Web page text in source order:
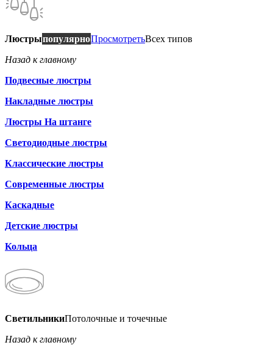
ЛюстрыпопулярноПросмотретьВсех типов
Назад к главному
Подвесные люстры
Накладные люстры
Люстры На штанге
Светодиодные люстры
Классические люстры
Современные люстры
Каскадные
Детские люстры
Кольца
СветильникиПотолочные и точечные
Назад к главному